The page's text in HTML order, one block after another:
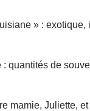
» : exotique,
quantités de
mamie, Juliette,